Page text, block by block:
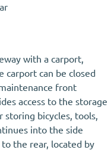
with a carport,
carport can be closed
front
access to the storage
storing bicycles, tools,
into the side
the rear, located by